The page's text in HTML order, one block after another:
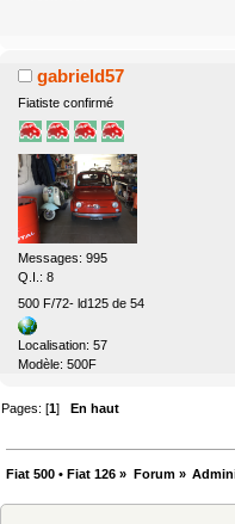
gabrield57
Fiatiste confirmé
Messages: 995
Q.I.: 8
500 F/72- ld125 de 54
Localisation: 57
Modèle: 500F
Pages: [1]En haut
Fiat 500 • Fiat 126 » Forum»